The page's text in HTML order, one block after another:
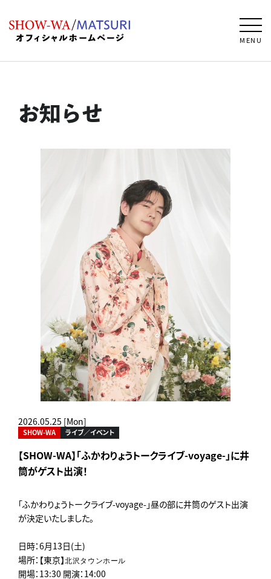
MENU
お知らせ
2026.05.25 [Mon]
SHOW-WA ライブ／イベント
【SHOW-WA】「ふかわりょうトークライブ-voyage-」に井
筒がゲスト出演！
「ふかわりょうトークライブ-voyage-」昼の部に井筒のゲスト出演
が決定いたしました。
日時：6月13日(土)
場所：【東京】北沢タウンホール
開場：13:30 開演：14:00